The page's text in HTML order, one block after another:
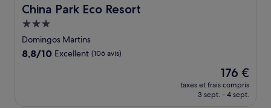
China Park Eco Resort
China Park Eco Resort
Hébergement
3.0 étoiles
Domingos Martins
8.8
8,8/10 Excellent (106 avis)
Le
nouveau
prix
176 €
taxes et frais compris
3 sept. - 4 sept.